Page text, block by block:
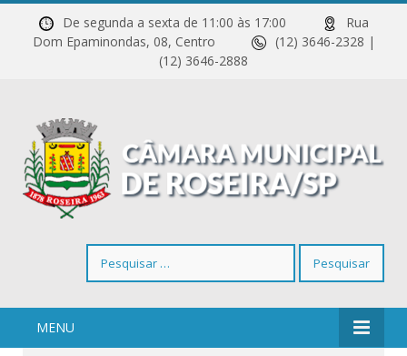
De segunda a sexta de 11:00 às 17:00
Rua
Dom Epaminondas, 08, Centro
(12) 3646-2328 |
(12) 3646-2888
por:
MENU